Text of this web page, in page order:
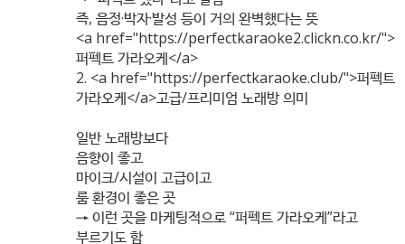
즉, 음정·박자·발성 등이 거의 완벽했다는 뜻
<a href="https://perfectkaraoke2.clickn.co.kr/">
퍼펙트 가라오케</a>
2. <a href="https://perfectkaraoke.club/">퍼펙트
가라오케</a>고급/프리미엄 노래방 의미
일반 노래방보다
음향이 좋고
마이크/시설이 고급이고
룸 환경이 좋은 곳
→ 이런 곳을 마케팅적으로 “퍼펙트 가라오케”라고
부르기도 함